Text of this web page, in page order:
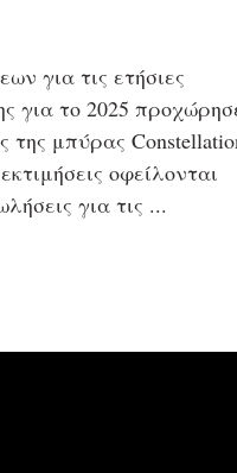
για τις ετήσιες
για το 2025
της μπύρας
οφείλονται
για τις